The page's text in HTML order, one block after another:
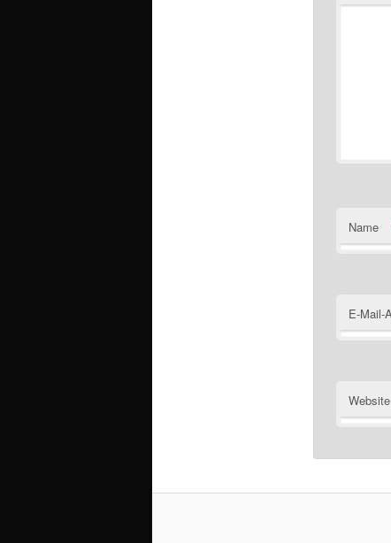
Name
E-Mail-
Website